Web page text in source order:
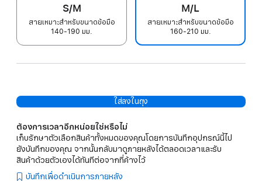
S/M
สายเหมาะสำหรับขนาดข้อมือ
140-190 มม.
M/L
สายเหมาะสำหรับขนาดข้อมือ
160-210 มม.
ใส่ลงในถุง
ต้องการเวลาอีกหน่อยใช่หรือไม่
เก็บรักษาตัวเลือกสินค้าทั้งหมดของคุณโดยการบันทึกอุปกรณ์นี้ไป
ยังบันทึกของคุณ จากนั้นกลับมาดูภายหลังได้ตลอดเวลาและรับ
สินค้าด้วยตัวเองได้ทันทีต่อจากที่ค้างไว้
บันทึกเพื่อดำเนินการภายหลัง